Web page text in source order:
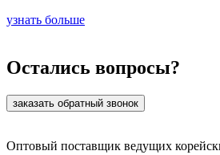
узнать больше
Остались вопросы?
заказать обратный звонок
Оптовый поставщик ведущих